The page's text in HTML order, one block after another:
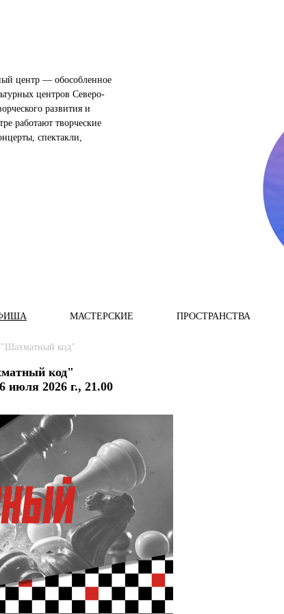
центр — обособленное
центров Северо-
развития и
работают творческие
спектакли,
МАСТЕРСКИЕ ПРОСТРАНСТВА
"Шахматный код"
код"
июля 2026 г., 21.00